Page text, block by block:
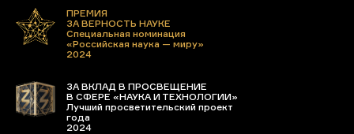
ПРЕМИЯ
ЗА ВЕРНОСТЬ НАУКЕ
Специальная номинация
«Российская наука — миру»
2024
ЗА ВКЛАД В ПРОСВЕЩЕНИЕ
В СФЕРЕ «НАУКА И ТЕХНОЛОГИИ»
Лучший просветительский проект
года
2024